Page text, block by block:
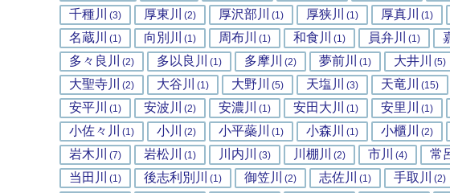
千種川 (3) 厚東川 (2) 厚沢部川 (1) 厚狭川 (1) 厚真川 (1)
名蔵川 (1) 向別川 (1) 周布川 (1) 和食川 (1) 員弁川 (1)
多々良川 (2) 多以良川 (1) 多摩川 (2) 夢前川 (1) 大井川 (5)
大聖寺川 (2) 大谷川 (1) 大野川 (5) 天塩川 (3) 天竜川 (15)
安平川 (1) 安波川 (2) 安濃川 (1) 安田大川 (1) 安里川 (1)
小佐々川 (1) 小川 (2) 小平蘂川 (1) 小森川 (1) 小櫃川 (2)
岩木川 (7) 岩松川 (1) 川内川 (3) 川棚川 (2) 市川 (4) 常
当田川 (1) 後志利別川 (1) 御笠川 (2) 志佐川 (1) 手取川 (2)